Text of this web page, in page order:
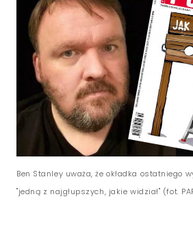
Ben Stanley uważa, że okładka ostatniego
"jedną z najgłupszych, jakie widział" (fot.